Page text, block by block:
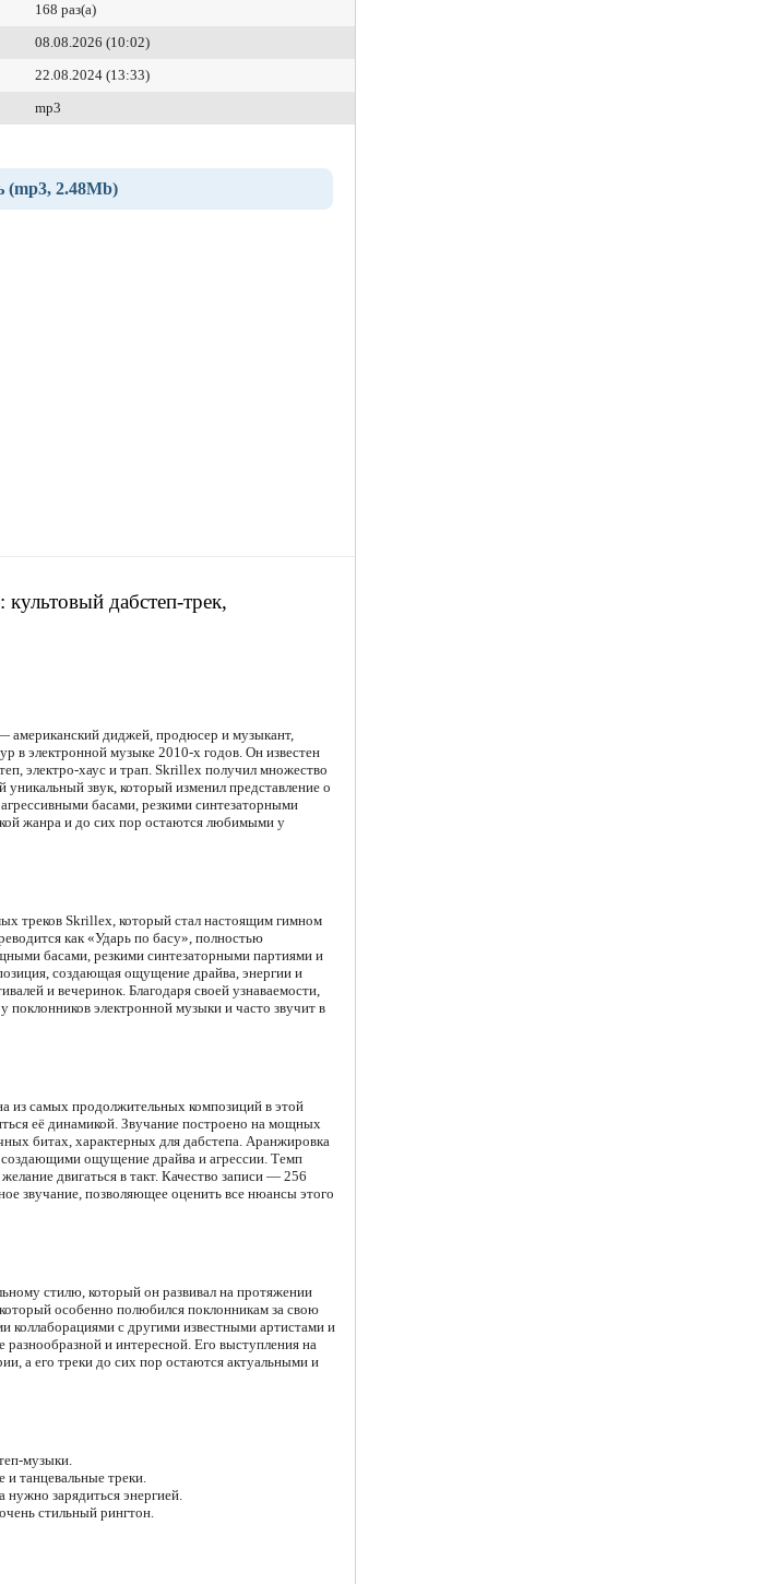
168 раз(а)
08.08.2026 (10:02)
22.08.2024 (13:33)
mp3
(mp3, 2.48Mb)
дабстеп-трек,
диджей, продюсер и музыкант,
в электронной музыке 2010-х годов. Он известен
электро-хаус и трап. Skrillex получил множество
звук, который изменил представление о
басами, резкими синтезаторными
жанра и до сих пор остаются любимыми у
треков Skrillex, который стал настоящим гимном
как «Ударь по басу», полностью
басами, резкими синтезаторными партиями и
создающая ощущение драйва, энергии и
и вечеринок. Благодаря своей узнаваемости,
электронной музыки и часто звучит в
из самых продолжительных композиций в этой
её динамикой. Звучание построено на мощных
битах, характерных для дабстепа. Аранжировка
ощущение драйва и агрессии. Темп
двигаться в такт. Качество записи — 256
звучание, позволяющее оценить все нюансы этого
стилю, который он развивал на протяжении
особенно полюбился поклонникам за свою
коллаборациями с другими известными артистами и
и интересной. Его выступления на
а его треки до сих пор остаются актуальными и
музыки.
танцевальные треки.
нужно зарядиться энергией.
стильный рингтон.